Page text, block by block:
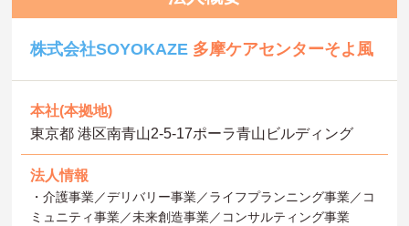
株式会社SOYOKAZE 多摩ケアセンターそよ風
本社(本拠地)
東京都 港区南青山2‐5‐17ポーラ青山ビルディング
法人情報
・介護事業／デリバリー事業／ライフプランニング事業／コ
ミュニティ事業／未来創造事業／コンサルティング事業